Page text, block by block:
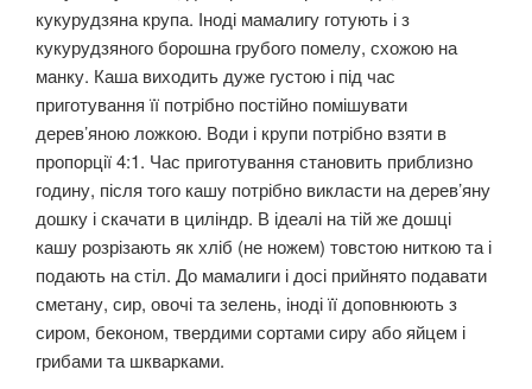
кукурудзяна крупа. Іноді мамалигу готують і з
кукурудзяного борошна грубого помелу, схожою на
манку. Каша виходить дуже густою і під час
приготування її потрібно постійно помішувати
дерев’яною ложкою. Води і крупи потрібно взяти в
пропорції 4:1. Час приготування становить приблизно
годину, після того кашу потрібно викласти на дерев’яну
дошку і скачати в циліндр. В ідеалі на тій же дошці
кашу розрізають як хліб (не ножем) товстою ниткою та і
подають на стіл. До мамалиги і досі прийнято подавати
сметану, сир, овочі та зелень, іноді її доповнюють з
сиром, беконом, твердими сортами сиру або яйцем і
грибами та шкварками.